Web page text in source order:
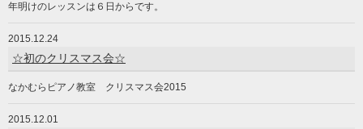
年明けのレッスンは６日からです。
2015.12.24
☆初のクリスマス会☆
なかむらピアノ教室 クリスマス会2015
2015.12.01